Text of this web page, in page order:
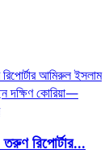
তরুণ রিপোর্টার...